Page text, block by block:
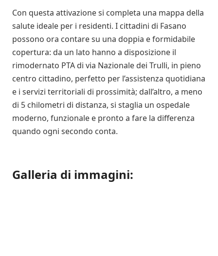
Con questa attivazione si completa una mappa della
salute ideale per i residenti. I cittadini di Fasano
possono ora contare su una doppia e formidabile
copertura: da un lato hanno a disposizione il
rimodernato PTA di via Nazionale dei Trulli, in pieno
centro cittadino, perfetto per l’assistenza quotidiana
e i servizi territoriali di prossimità; dall’altro, a meno
di 5 chilometri di distanza, si staglia un ospedale
moderno, funzionale e pronto a fare la differenza
quando ogni secondo conta.
Galleria di immagini: